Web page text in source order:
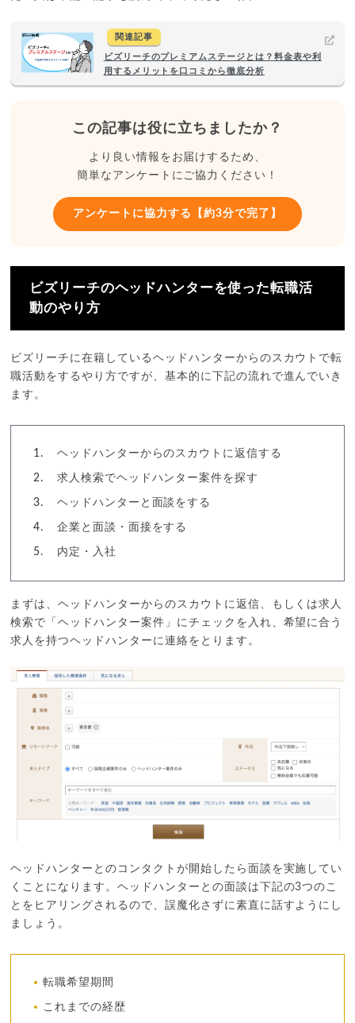
関連記事
ビズリーチのプレミアムステージとは？料金表や利
用するメリットを口コミから徹底分析
この記事は役に立ちましたか？
より良い情報をお届けするため、
簡単なアンケートにご協力ください！
アンケートに協力する【約3分で完了】
ビズリーチのヘッドハンターを使った転職活
動のやり方
ビズリーチに在籍しているヘッドハンターからのスカウトで転
職活動をするやり方ですが、基本的に下記の流れで進んでいき
ます。
ヘッドハンターからのスカウトに返信する
求人検索でヘッドハンター案件を探す
ヘッドハンターと面談をする
企業と面談・面接をする
内定・入社
まずは、ヘッドハンターからのスカウトに返信、もしくは求人
検索で「ヘッドハンター案件」にチェックを入れ、希望に合う
求人を持つヘッドハンターに連絡をとります。
ヘッドハンターとのコンタクトが開始したら面談を実施してい
くことになります。ヘッドハンターとの面談は下記の3つのこ
とをヒアリングされるので、誤魔化さずに素直に話すようにし
ましょう。
転職希望期間
これまでの経歴